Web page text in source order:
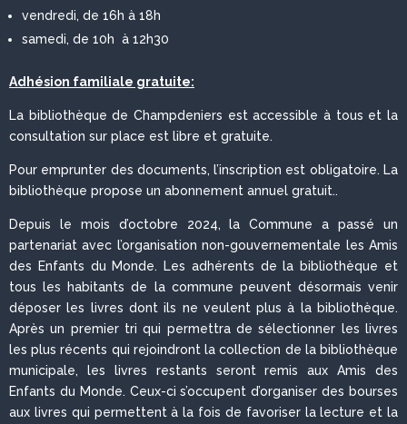
vendredi, de 16h à 18h
samedi, de 10h à 12h30
Adhésion familiale gratuite:
La bibliothèque de Champdeniers est accessible à tous et la
consultation sur place est libre et gratuite.
Pour emprunter des documents, l’inscription est obligatoire. La
bibliothèque propose un abonnement annuel gratuit..
Depuis le mois d’octobre 2024, la Commune a passé un
partenariat avec l’organisation non-gouvernementale les Amis
des Enfants du Monde. Les adhérents de la bibliothèque et
tous les habitants de la commune peuvent désormais venir
déposer les livres dont ils ne veulent plus à la bibliothèque.
Après un premier tri qui permettra de sélectionner les livres
les plus récents qui rejoindront la collection de la bibliothèque
municipale, les livres restants seront remis aux Amis des
Enfants du Monde. Ceux-ci s’occupent d’organiser des bourses
aux livres qui permettent à la fois de favoriser la lecture et la